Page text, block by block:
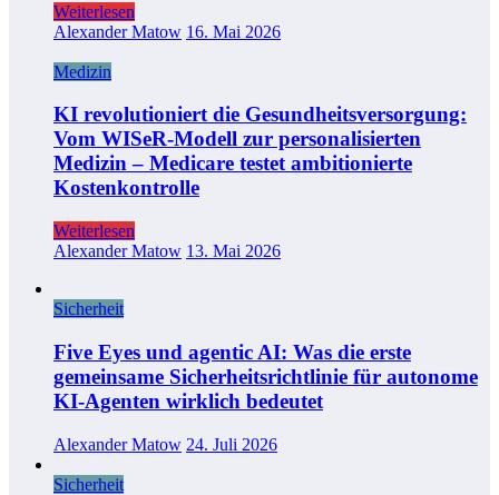
Weiterlesen
Alexander Matow 16. Mai 2026
Medizin
KI revolutioniert die Gesundheitsversorgung:
Vom WISeR-Modell zur personalisierten
Medizin – Medicare testet ambitionierte
Kostenkontrolle
Weiterlesen
Alexander Matow 13. Mai 2026
Sicherheit
Five Eyes und agentic AI: Was die erste
gemeinsame Sicherheitsrichtlinie für autonome
KI-Agenten wirklich bedeutet
Alexander Matow 24. Juli 2026
Sicherheit